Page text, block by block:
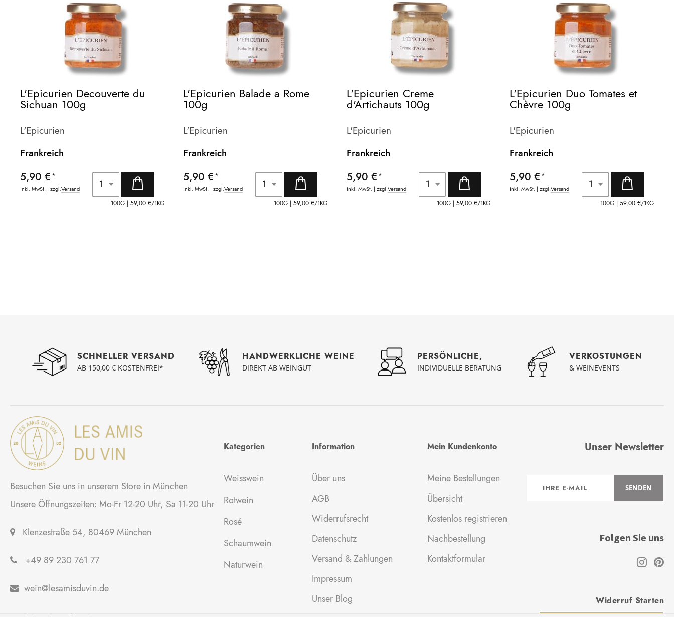
L'Epicurien Decouverte du
Sichuan 100g
L'Epicurien
Frankreich
5,90 €
inkl. MwSt. | zzgl.Versand
100G | 59,00 €/1KG
L'Epicurien Balade a Rome
100g
L'Epicurien
Frankreich
5,90 €
inkl. MwSt. | zzgl.Versand
100G | 59,00 €/1KG
L'Epicurien Creme
d'Artichauts 100g
L'Epicurien
Frankreich
5,90 €
inkl. MwSt. | zzgl.Versand
100G |59,00 €/1KG
L'Epicurien Duo Tomates et
Chèvre 100g
L'Epicurien
Frankreich
5,90 €
inkl. MwSt. | zzgl.Versand
100G | 59,00 €/1KG
SCHNELLER VERSAND
AB 150,00 € KOSTENFREI*
HANDWERKLICHE WEINE
DIREKT AB WEINGUT
PERSÖNLICHE,
INDIVIDUELLE BERATUNG
VERKOSTUNGEN
& WEINEVENTS
Besuchen Sie uns in unserem Store in München
Unsere Öffnungszeiten: Mo-Fr 12-20 Uhr, Sa 11-20 Uhr
Klenzestraße 54, 80469 München
+49 89 230 761 77
 wein@lesamisduvin.de
Kategorien
Weisswein
Rotwein
Rosé
Schaumwein
Naturwein
Information
Über uns
AGB
Widerrufsrecht
Datenschutz
Versand & Zahlungen
Impressum
Unser Blog
Mein Kundenkonto
Meine Bestellungen
Übersicht
Kostenlos registrieren
Nachbestellung
Kontaktformular
Unser Newsletter
SENDEN
Folgen Sie uns
Widerruf Starten